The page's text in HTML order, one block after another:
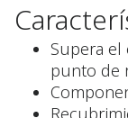
Supera el
punto de